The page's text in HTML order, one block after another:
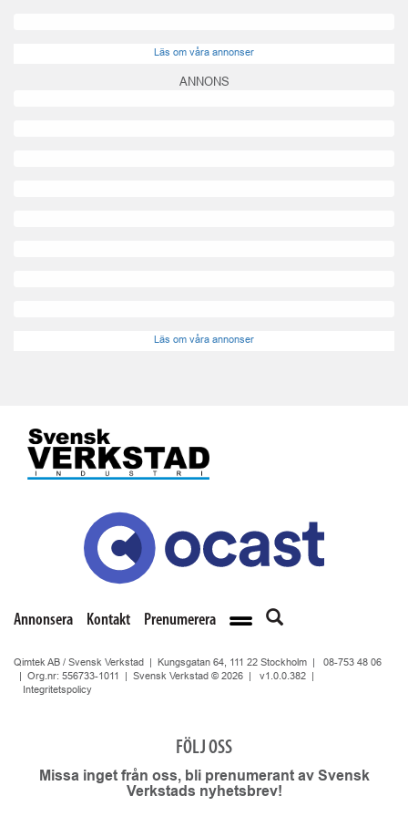
Läs om våra annonser
ANNONS
Läs om våra annonser
Annonsera Kontakt Prenumerera
Qimtek AB / Svensk Verkstad | Kungsgatan 64, 111 22 Stockholm | 08-753 48 06
| Org.nr: 556733-1011 | Svensk Verkstad © 2026 | v1.0.0.382
Integritetspolicy
FÖLJ OSS
Missa inget från oss, bli prenumerant av Svensk
Verkstads nyhetsbrev!